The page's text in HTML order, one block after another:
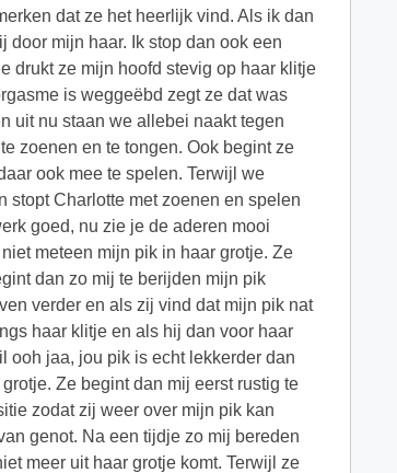
dat ze het heerlijk vind. Als ik dan
mijn haar. Ik stop dan ook een
drukt ze mijn hoofd stevig op haar klitje
is weggeëbd zegt ze dat was
uit nu staan we allebei naakt tegen
zoenen en te tongen. Ook begint ze
ook mee te spelen. Terwijl we
stopt Charlotte met zoenen en spelen
goed, nu zie je de aderen mooi
meteen mijn pik in haar grotje. Ze
dan zo mij te berijden mijn pik
verder en als zij vind dat mijn pik nat
haar klitje en als hij dan voor haar
ooh jaa, jou pik is echt lekkerder dan
Ze begint dan mij eerst rustig te
zodat zij weer over mijn pik kan
genot. Na een tijdje zo mij bereden
meer uit haar grotje komt. Terwijl ze